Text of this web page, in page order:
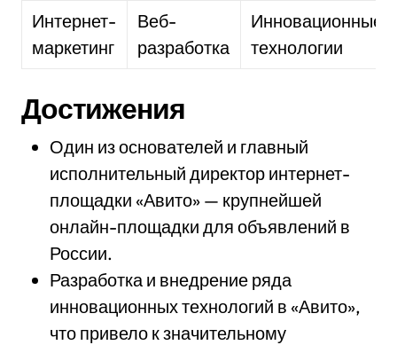
Интернет-
маркетинг
Веб-
разработка
Инновационные
технологии
Достижения
Один из основателей и главный
исполнительный директор интернет-
площадки «Авито» — крупнейшей
онлайн-площадки для объявлений в
России.
Разработка и внедрение ряда
инновационных технологий в «Авито»,
что привело к значительному